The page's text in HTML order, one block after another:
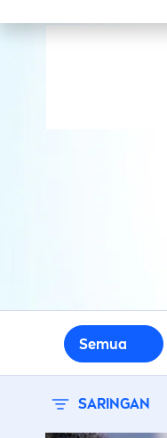
Semua
SARINGAN